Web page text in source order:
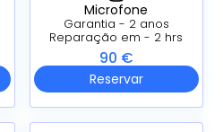
Microfone
Garantia - 2 anos
Reparação em - 2 hrs
90 €
Reservar